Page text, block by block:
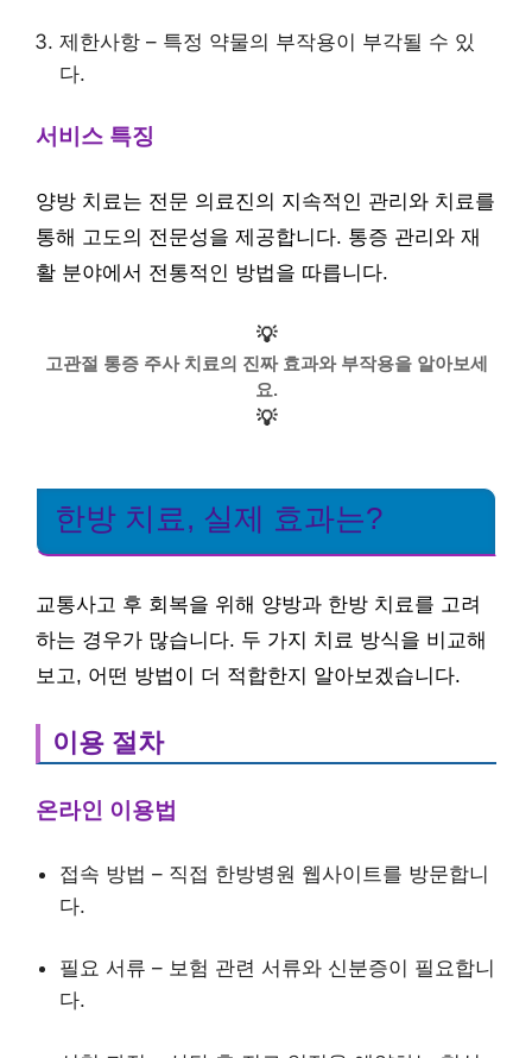
제한사항 – 특정 약물의 부작용이 부각될 수 있
다.
서비스 특징
양방 치료는 전문 의료진의 지속적인 관리와 치료를
통해 고도의 전문성을 제공합니다. 통증 관리와 재
활 분야에서 전통적인 방법을 따릅니다.
💡
고관절 통증 주사 치료의 진짜 효과와 부작용을 알아보세
요.
💡
한방 치료, 실제 효과는?
교통사고 후 회복을 위해 양방과 한방 치료를 고려
하는 경우가 많습니다. 두 가지 치료 방식을 비교해
보고, 어떤 방법이 더 적합한지 알아보겠습니다.
이용 절차
온라인 이용법
접속 방법 – 직접 한방병원 웹사이트를 방문합니
다.
필요 서류 – 보험 관련 서류와 신분증이 필요합니
다.